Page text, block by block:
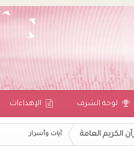
لوحة الشرف اﻹهداءات
الكريم العامة آيات وأسرار